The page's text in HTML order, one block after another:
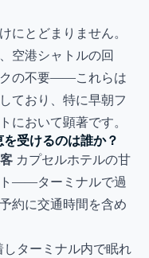
にとどまりません。
空港シャトルの回
クの不要——これらは
ており、特に早朝フ
において顕著です。
受けるのは誰か？
カプセルホテルの甘
——ターミナルで過
約に交通時間を含め
ターミナル内で眠れ